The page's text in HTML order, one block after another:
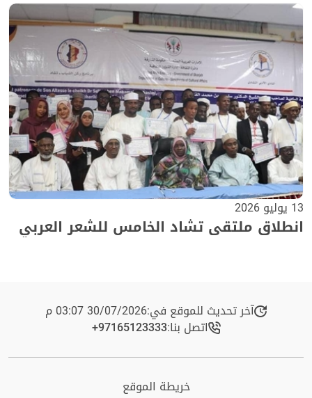
13 يوليو 2026
انطلاق ملتقى تشاد الخامس للشعر العربي
آخر تحديث للموقع في:30/07/2026 03:07 م
اتصل بنا:+97165123333​
خريطة الموقع